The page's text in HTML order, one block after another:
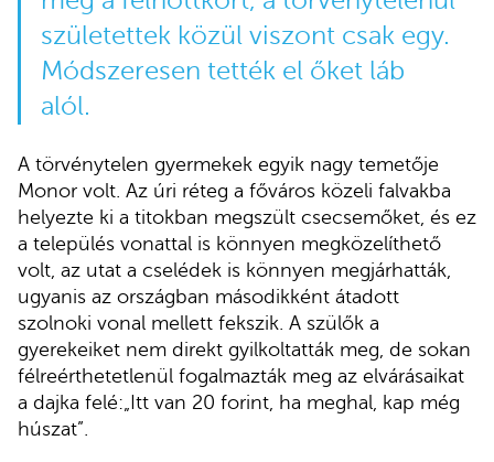
születettek közül viszont csak egy.
Módszeresen tették el őket láb
alól.
A törvénytelen gyermekek egyik nagy temetője
Monor volt. Az úri réteg a főváros közeli falvakba
helyezte ki a titokban megszült csecsemőket, és ez
a település vonattal is könnyen megközelíthető
volt, az utat a cselédek is könnyen megjárhatták,
ugyanis az országban másodikként átadott
szolnoki vonal mellett fekszik. A szülők a
gyerekeiket nem direkt gyilkoltatták meg, de sokan
félreérthetetlenül fogalmazták meg az elvárásaikat
a dajka felé:„Itt van 20 forint, ha meghal, kap még
húszat”.